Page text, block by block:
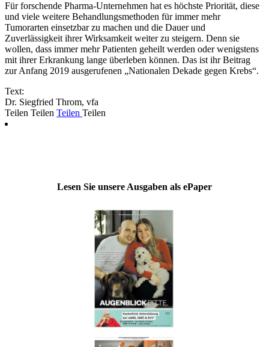
Für forschende Pharma-Unternehmen hat es höchste Priorität, diese
und viele weitere Behandlungsmethoden für immer mehr
Tumorarten einsetzbar zu machen und die Dauer und
Zuverlässigkeit ihrer Wirksamkeit weiter zu steigern. Denn sie
wollen, dass immer mehr Patienten geheilt werden oder wenigstens
mit ihrer Erkrankung lange überleben können. Das ist ihr Beitrag
zur Anfang 2019 ausgerufenen „Nationalen Dekade gegen Krebs“.
Text:
Dr. Siegfried Throm, vfa
Teilen Teilen Teilen Teilen
Lesen Sie unsere Ausgaben als ePaper